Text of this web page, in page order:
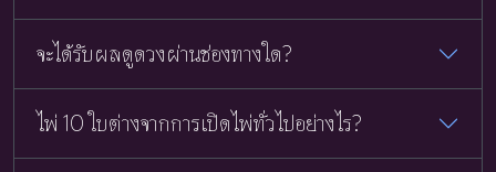
จะได้รับผลดูดวงผ่านช่องทางใด?
ไพ่ 10 ใบต่างจากการเปิดไพ่ทั่วไปอย่างไร?